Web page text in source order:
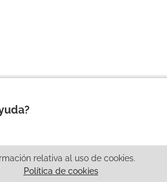
relativa al uso de cookies.
Política de cookies